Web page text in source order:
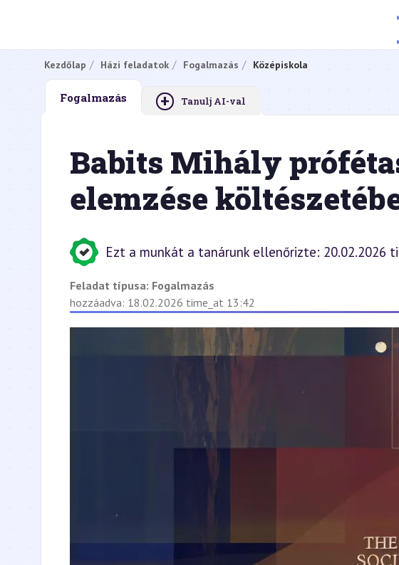
Kezdőlap Házi feladatok Fogalmazás Középiskola
Fogalmazás + Tanulj AI-val
Babits Mihály
elemzése
Ezt a munkát a tanárunk ellenőrizte: 20.02.2026
Feladat típusa: Fogalmazás
hozzáadva: 18.02.2026 time_at 13:42